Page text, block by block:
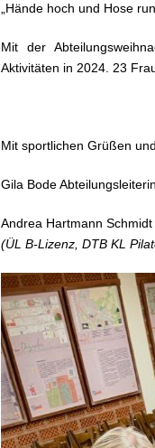
„Hände hoch und Hose
Mit der
Aktivitäten in 2024. 23
Mit sportlichen Grüßen
Gila Bode
Andrea Hartmann Schmidt
(ÜL B-Lizenz, DTB KL